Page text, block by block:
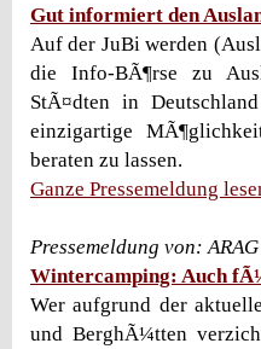
Gut informiert den
Auf der JuBi werden
die Info-BÃ¶rse zu
StÃ¤dten in
einzigartige
beraten zu lassen.
Ganze Pressemeldung
Pressemeldung von:
Wintercamping: Auch
Wer aufgrund der
und BerghÃ¼tten